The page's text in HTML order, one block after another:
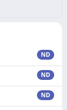
ND
ND
ND